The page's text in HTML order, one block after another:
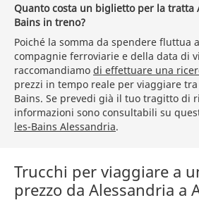
Quanto costa un biglietto per la tratta
Bains in treno?
Poiché la somma da spendere fluttua
compagnie ferroviarie e della data di
raccomandiamo di effettuare una
prezzi in tempo reale per viaggiare
Bains. Se prevedi già il tuo tragitto di
informazioni sono consultabili su
les-Bains Alessandria.
Trucchi per viaggiare a
prezzo da Alessandria a